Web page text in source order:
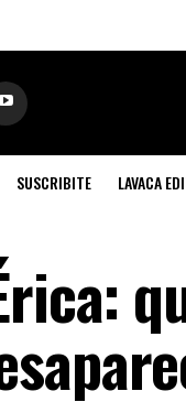
SUSCRIBITE LAVACA